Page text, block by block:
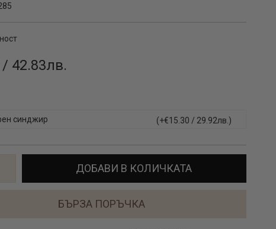
42.83лв.
синджир (+€15.30 / 29.92лв.)
ДОБАВИ В КОЛИЧКАТА
БЪРЗА ПОРЪЧКА